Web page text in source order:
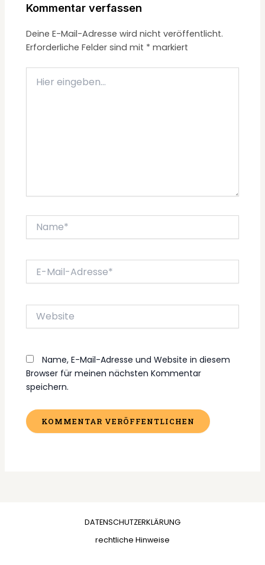
Kommentar verfassen
Deine E-Mail-Adresse wird nicht veröffentlicht.
Erforderliche Felder sind mit * markiert
eingeben…
Mail-
Website
Name, E-Mail-Adresse und Website in diesem
Browser für meinen nächsten Kommentar
speichern.
DATENSCHUTZERKLÄRUNG
rechtliche Hinweise